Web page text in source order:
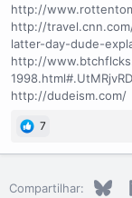
http://
http://
latter-day-dude-
http://
http://dudeism.com/
7
Compartilhar: